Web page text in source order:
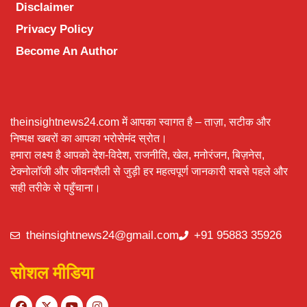
Disclaimer
Privacy Policy
Become An Author
theinsightnews24.com में आपका स्वागत है – ताज़ा, सटीक और
निष्पक्ष खबरों का आपका भरोसेमंद स्रोत।
हमारा लक्ष्य है आपको देश-विदेश, राजनीति, खेल, मनोरंजन, बिज़नेस,
टेक्नोलॉजी और जीवनशैली से जुड़ी हर महत्वपूर्ण जानकारी सबसे पहले और
सही तरीके से पहुँचाना।
theinsightnews24@gmail.com +91 95883 35926
सोशल मीडिया